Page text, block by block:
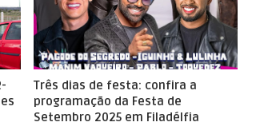
Três dias de festa: confira a
programação da Festa de
Setembro 2025 em Filadélfia